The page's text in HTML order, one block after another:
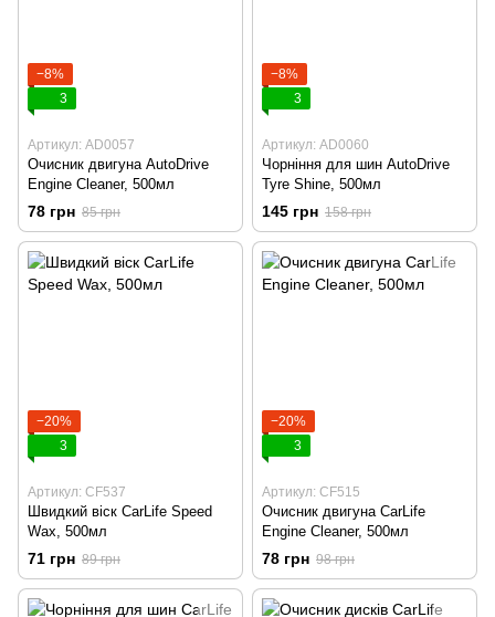
−8%
3
Артикул: AD0057
Очисник двигуна AutoDrive
Engine Cleaner, 500мл
78 грн 85 грн
−8%
3
Артикул: AD0060
Чорніння для шин AutoDrive
Tyre Shine, 500мл
145 грн 158 грн
−20%
3
Артикул: CF537
Швидкий віск CarLife Speed
Wax, 500мл
71 грн 89 грн
−20%
3
Артикул: CF515
Очисник двигуна CarLife
Engine Cleaner, 500мл
78 грн 98 грн